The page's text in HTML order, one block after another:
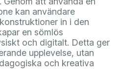
kan användare
in i den
en sömlös
och digitalt. Detta ger
upplevelse, utan
och kreativa